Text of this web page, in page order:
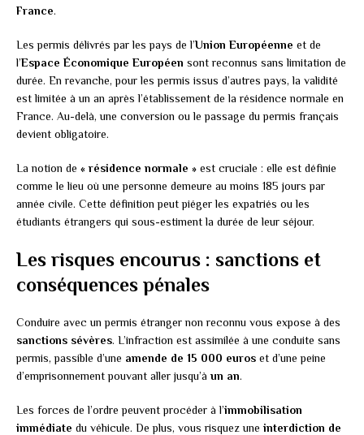
France.
Les permis délivrés par les pays de l’Union Européenne et de
l’Espace Économique Européen sont reconnus sans limitation de
durée. En revanche, pour les permis issus d’autres pays, la validité
est limitée à un an après l’établissement de la résidence normale en
France. Au-delà, une conversion ou le passage du permis français
devient obligatoire.
La notion de « résidence normale » est cruciale : elle est définie
comme le lieu où une personne demeure au moins 185 jours par
année civile. Cette définition peut piéger les expatriés ou les
étudiants étrangers qui sous-estiment la durée de leur séjour.
Les risques encourus : sanctions et
conséquences pénales
Conduire avec un permis étranger non reconnu vous expose à des
sanctions sévères. L’infraction est assimilée à une conduite sans
permis, passible d’une amende de 15 000 euros et d’une peine
d’emprisonnement pouvant aller jusqu’àun an.
Les forces de l’ordre peuvent procéder à l’immobilisation
immédiate du véhicule. De plus, vous risquez une interdiction de